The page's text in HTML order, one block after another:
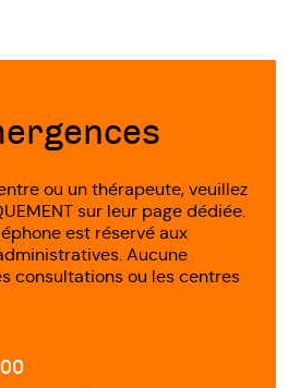
ou un thérapeute, veuillez
sur leur page dédiée.
est réservé aux
Aucune
consultations ou les centres